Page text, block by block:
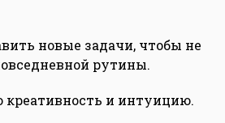
новые задачи, чтобы не
рутины.
креативность и интуицию.